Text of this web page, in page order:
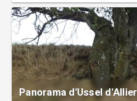
Panorama d'Ussel d'Allier